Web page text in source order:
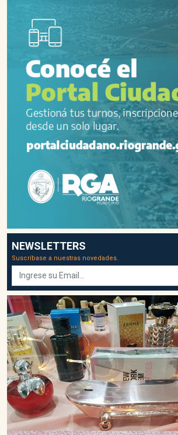
NEWSLETTERS
Suscríbase a nuestras novedades.